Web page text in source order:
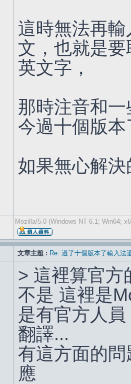
這時無法再
文，也就是
英文字，
那時注音和
今過十個版
如果無心解
Mozilla/5.0 (Windows NT 6.1; Win64;
文章主題 : Re: 過了十個版本了輸入法
> 這裡算官方
不是 這裡是
是有官方人
翻譯...
有這方面的
應